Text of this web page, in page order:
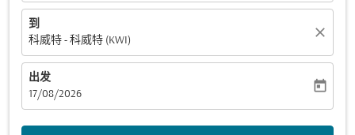
到
科威特 - 科威特 (KWI)
close
出发
fc-booking-departure-date-aria-label
17/08/2026
today